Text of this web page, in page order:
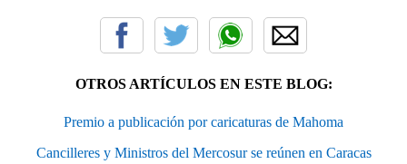
OTROS ARTÍCULOS EN ESTE BLOG:
Premio a publicación por caricaturas de Mahoma
Cancilleres y Ministros del Mercosur se reúnen en Caracas